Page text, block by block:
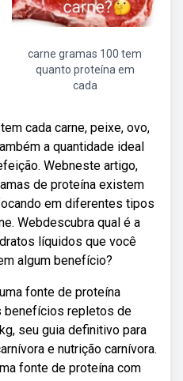
carne gramas 100 tem
quanto proteína em
cada
cada carne, peixe, ovo,
a quantidade ideal
Webneste artigo,
de proteína existem
em diferentes tipos
Webdescubra qual é a
líquidos que você
algum benefício?
fonte de proteína
benefícios repletos de
seu guia definitivo para
e nutrição carnívora.
fonte de proteína com